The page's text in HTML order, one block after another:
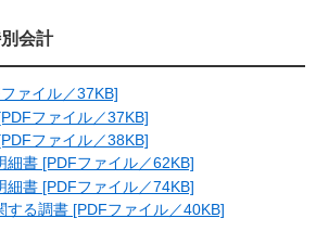
会計
ァイル／37KB]
ファイル／37KB]
ファイル／38KB]
細書 [PDFファイル／62KB]
細書 [PDFファイル／74KB]
する調書 [PDFファイル／40KB]